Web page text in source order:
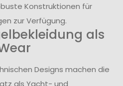
Konstruktionen für
zur Verfügung.
als
Designs machen die
als Yacht- und